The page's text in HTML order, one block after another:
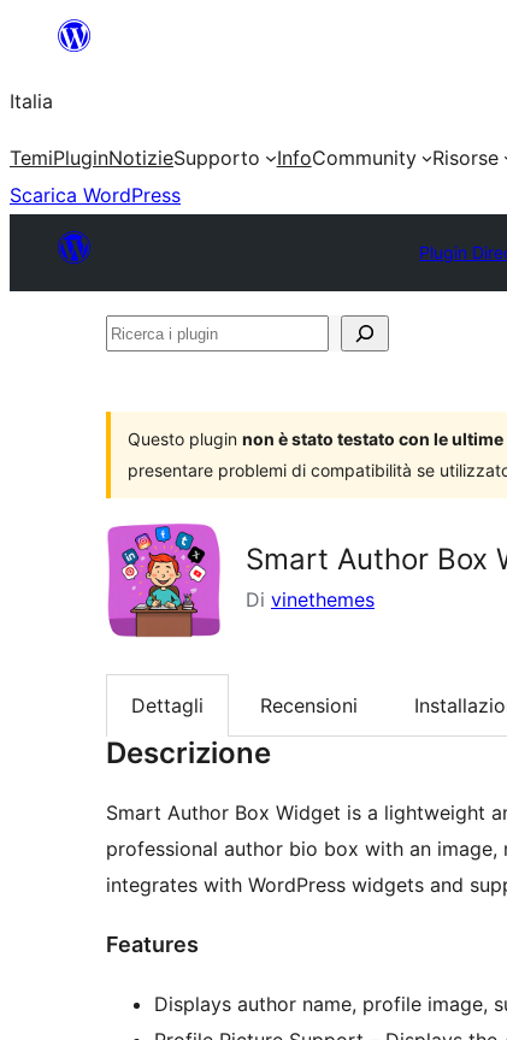
contenuto
Italia
TemiPluginNotizieSupporto InfoCommunity Risorse
Scarica WordPress
Plugin
Ricerca
Questo plugin non è stato testato con le
presentare problemi di compatibilità se
Smart Author Box
Di vinethemes
Dettagli Recensioni
Descrizione
Smart Author Box Widget is a lightweight
professional author bio box with an image,
integrates with WordPress widgets and
Features
Displays author name, profile image,